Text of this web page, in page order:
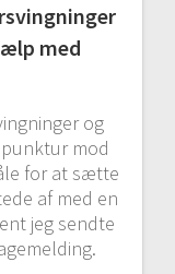
med
og
mod
for at sætte
af med en
jeg sendte